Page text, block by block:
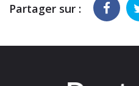
Partager sur :